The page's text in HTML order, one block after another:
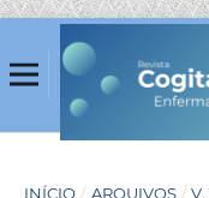
INÍCIO / ARQUIVOS / V.